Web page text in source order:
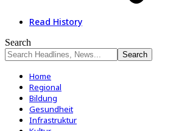
Read History
Search
Home
Regional
Bildung
Gesundheit
Infrastruktur